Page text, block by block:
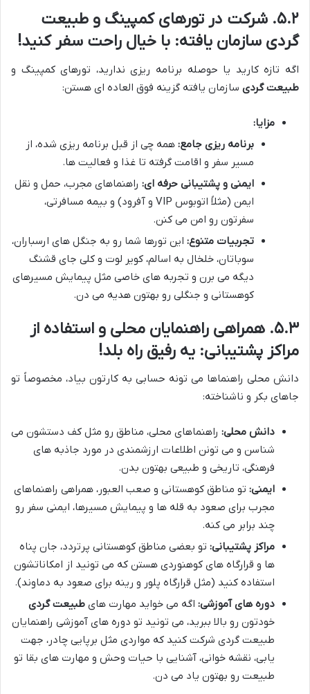
۵.۲. شرکت در تورهای کمپینگ و طبیعت
گردی سازمان یافته: با خیال راحت سفر کنید!
اگه تازه کارید یا حوصله برنامه ریزی ندارید، تورهای کمپینگ و
طبیعت گردی سازمان یافته گزینه فوق العاده ای هستن:
مزایا:
برنامه ریزی جامع: همه چی از قبل برنامه ریزی شده، از
مسیر سفر و اقامت گرفته تا غذا و فعالیت ها.
ایمنی و پشتیبانی حرفه ای: راهنماهای مجرب، حمل و نقل
ایمن (مثلاً اتوبوس VIP و آفرود) و بیمه مسافرتی،
سفرتون رو امن می کنن.
تجربیات متنوع: این تورها شما رو به جنگل های ارسباران،
سوباتان، خلخال به اسالم، کویر لوت و کلی جای قشنگ
دیگه می برن و تجربه های خاصی مثل پیمایش مسیرهای
کوهستانی و جنگلی رو بهتون هدیه می دن.
۵.۳. همراهی راهنمایان محلی و استفاده از
مراکز پشتیبانی: یه رفیق راه بلد!
دانش محلی راهنماها می تونه حسابی به کارتون بیاد، مخصوصاً تو
جاهای بکر و ناشناخته:
دانش محلی: راهنماهای محلی، مناطق رو مثل کف دستشون می
شناسن و می تونن اطلاعات ارزشمندی در مورد جاذبه های
فرهنگی، تاریخی و طبیعی بهتون بدن.
ایمنی: تو مناطق کوهستانی و صعب العبور، همراهی راهنماهای
مجرب برای صعود به قله ها و پیمایش مسیرها، ایمنی سفر رو
چند برابر می کنه.
مراکز پشتیبانی: تو بعضی مناطق کوهستانی پرتردد، جان پناه
ها و قرارگاه های کوهنوردی هستن که می تونید از امکاناتشون
استفاده کنید (مثل قرارگاه پلور و رینه برای صعود به دماوند).
دوره های آموزشی: اگه می خواید مهارت های طبیعت گردی
خودتون رو بالا ببرید، می تونید تو دوره های آموزشی راهنمایان
طبیعت گردی شرکت کنید که مواردی مثل برپایی چادر، جهت
یابی، نقشه خوانی، آشنایی با حیات وحش و مهارت های بقا تو
طبیعت رو بهتون یاد می دن.